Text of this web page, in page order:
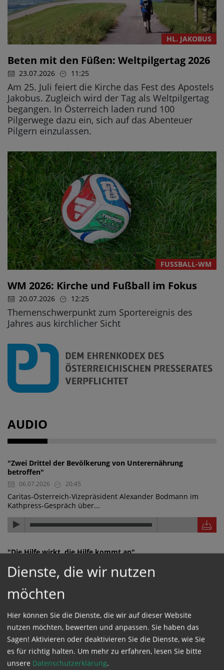
HL. JAKOBUS
Beten mit den Füßen: Weltpilgertag 2026
23.07.2026 11:25
Am 25. Juli feiert die Kirche das Fest des Apostels
Jakobus. Zugleich wird der Tag als Weltpilgertag
begangen. In Österreich laden rund 100
Pilgerwege dazu ein, sich auf das Abenteuer
Pilgern einzulassen.
FUSSBALL-WM
WM 2026: Kirche und Fußball im Fokus
20.07.2026 12:25
Themenschwerpunkt zum Sportereignis des
Jahres aus kirchlicher Sicht
AUDIO
"Zwei Drittel der Bevölkerung von Unterernährung
betroffen"
06.07.2026 20:45
Caritas-Österreich-Vizepräsident Alexander Bodmann im
Kathpress-Gespräch über...
"Die Hilfe wirkt, die Hilfe kommt an"
Caritas-Österreich-Vizepräsident Alexander Bodmann im
"Wasserwerk finanziert und nachhaltig aufgestellt"
06.07.2026 20:43
Caritas-Österreich-Vizepräsident Alexander Bodmann im
Kathpress-Gespräch über ein...
Dienste, die wir nutzen
möchten
Hier können Sie die Dienste, die wir auf dieser Website
nutzen möchten, bewerten und anpassen. Sie haben das
Sagen! Aktivieren oder deaktivieren Sie die Dienste, wie Sie
es für richtig halten. Um mehr zu erfahren, lesen Sie bitte
unsere Datenschutzerklärung.